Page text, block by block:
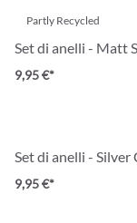
Partly Recycled
Set di anelli - Matt
9,95 €*
Set di anelli - Silver
9,95 €*